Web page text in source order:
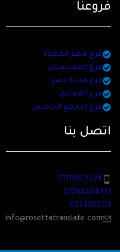
فروعنا
فرع مصر الجديدة
فرع المهندسين
فرع مدينة نصر
فرع المعادي
فرع التجمع الخامس
اتصل بنا
01113007074
01004554331
0223050113
info@rosettatranslate.com